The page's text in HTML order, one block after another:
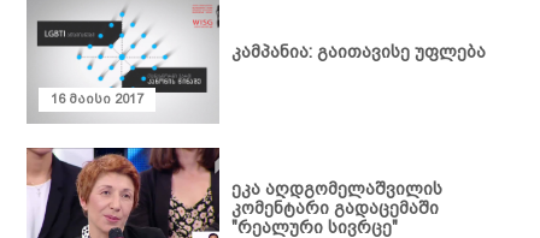
გზამკვლევი
კამპანია: გაითავისე უფლება
16 მაისი 2017
ეკა აღდგომელაშვილის
კომენტარი გადაცემაში
"რეალური სივრცე"